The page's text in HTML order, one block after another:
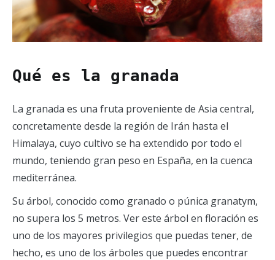
Qué es la granada
La granada es una fruta proveniente de Asia central,
concretamente desde la región de Irán hasta el
Himalaya, cuyo cultivo se ha extendido por todo el
mundo, teniendo gran peso en España, en la cuenca
mediterránea.
Su árbol, conocido como granado o púnica granatym,
no supera los 5 metros. Ver este árbol en floración es
uno de los mayores privilegios que puedas tener, de
hecho, es uno de los árboles que puedes encontrar